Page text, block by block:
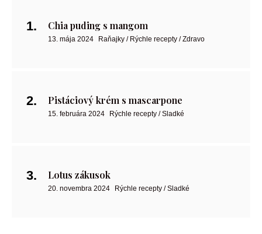
Chia puding s mangom
13. mája 2024 Raňajky / Rýchle recepty / Zdravo
Pistáciový krém s mascarpone
15. februára 2024 Rýchle recepty / Sladké
Lotus zákusok
20. novembra 2024 Rýchle recepty / Sladké